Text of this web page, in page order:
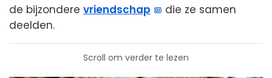
de bijzondere vriendschap
die ze samen
deelden.
Scroll om verder te lezen